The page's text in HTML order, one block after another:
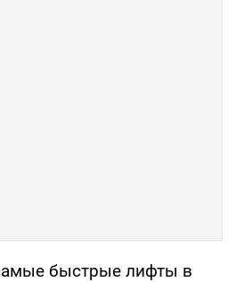
быстрые лифты в